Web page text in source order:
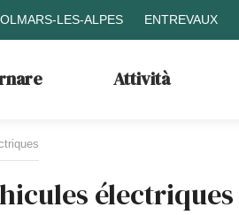
LES-ALPES ENTREVAUX
Attività
électriques